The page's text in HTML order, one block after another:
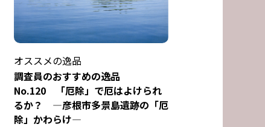
オススメの逸品
調査員のおすすめの逸品
No.120 「厄除」で厄はよけられ
るか？ ―彦根市多景島遺跡の「厄
除」かわらけ―